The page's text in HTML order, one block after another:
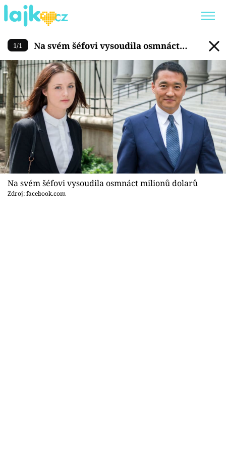
Trendy: KARLOS VÉMOLA
ONLYFANS
SHOPAHOLICADEL
CLASH OF THE STARS
Témata
Showbyznys
Youtubeři
Na svém šéfovi vysoudila
1/1
Na svém šéfovi vysoudila osmnáct
milionů dolarů
Na svém šéfovi vysoudila osmnáct milionů dolarů
Zdroj: facebook.com